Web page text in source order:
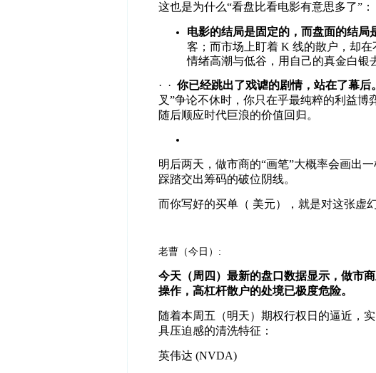
这也是为什么“看盘比看电影有意思多了”：
电影的结局是固定的，而盘面的结局
客；而市场上盯着K 线的散户，却在
情绪高潮与低谷，用自己的真金白银
· · 你已经跳出了戏谑的剧情，站在了幕后。
叉 ”争论不休时，你只在乎最纯粹的利益博
随后顺应时代巨浪的价值回归。
明后两天，做市商的“画笔”大概率会画出
踩踏交出筹码的破位阴线。
而你写好的买单（ 美元），就是对这张虚
老曹（今日）:
今天（周四）最新的盘口数据显示，做市
操作，高杠杆散户的处境已极度危险。
随着本周五（明天）期权行权日的逼近，
具压迫感的清洗特征：
英伟达 (NVDA)